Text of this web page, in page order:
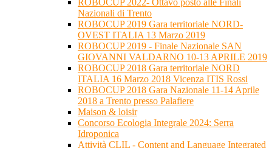
ROBOCUP 2022- Ottavo posto alle Finali
Nazionali di Trento
ROBOCUP 2019 Gara territoriale NORD-
OVEST ITALIA 13 Marzo 2019
ROBOCUP 2019 - Finale Nazionale SAN
GIOVANNI VALDARNO 10-13 APRILE 2019
ROBOCUP 2018 Gara territoriale NORD
ITALIA 16 Marzo 2018 Vicenza ITIS Rossi
ROBOCUP 2018 Gara Nazionale 11-14 Aprile
2018 a Trento presso Palafiere
Maison & loisir
Concorso Ecologia Integrale 2024: Serra
Idroponica
Attività CLIL - Content and Language Integrated